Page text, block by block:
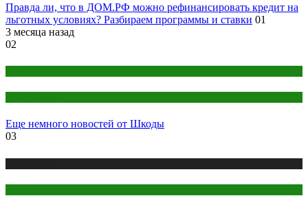
Правда ли, что в ДОМ.РФ можно рефинансировать кредит на
льготных условиях? Разбираем программы и ставки 01
3 месяца назад
02
Еще немного новостей от Шкоды
03